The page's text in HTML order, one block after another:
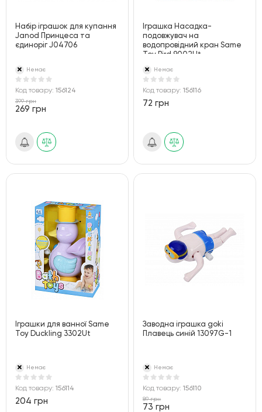
Набір іграшок для купання
Janod Принцеса та
єдиноріг J04706
Немає
Код товару: 156124
399 грн
269 грн
Іграшка Насадка-
подовжувач на
водопровідний кран Same
Toy Bird 9002Ut
Немає
Код товару:156116
72 грн
Іграшки для ванної Same
Toy Duckling 3302Ut
Немає
Код товару: 156114
204 грн
Заводна іграшка goki
Плавець синій 13097G-1
Немає
Код товару:156110
89 грн
73 грн